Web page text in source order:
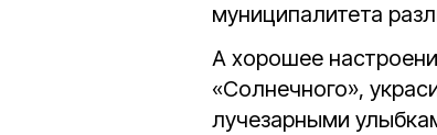
муниципалитета
А хорошее
«Солнечного»,
лучезарными